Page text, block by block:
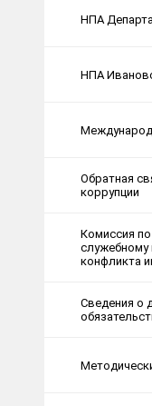
НПА
НПА
Обратная
коррупции
Комиссия
служебному
конфликта
Сведения о